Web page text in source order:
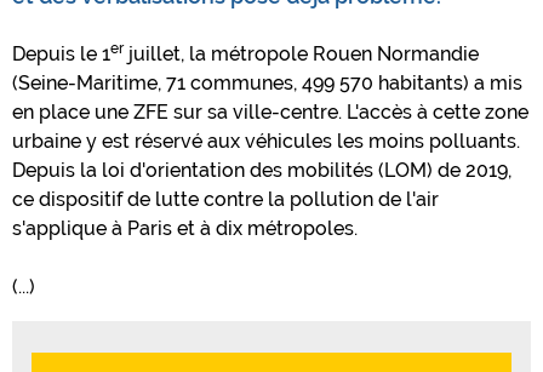
Depuis le 1er juillet, la métropole Rouen Normandie
(Seine-Maritime, 71 communes, 499 570 habitants) a mis
en place une ZFE sur sa ville-centre. L'accès à cette zone
urbaine y est réservé aux véhicules les moins polluants.
Depuis la loi d'orientation des mobilités (LOM) de 2019,
ce dispositif de lutte contre la pollution de l'air
s'applique à Paris et à dix métropoles.
(...)